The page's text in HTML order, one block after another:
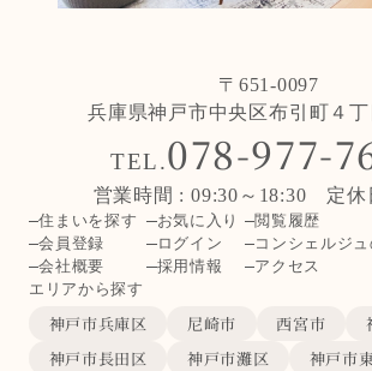
〒651-0097
兵庫県神戸市中央区布引町４丁
TEL.078-977-
営業時間 : 09:30～18:30 定休
住まいを探す お気に入り
閲覧履歴
会員登録
ログイン
コンシェルジ
会社概要
採用情報
アクセス
エリアから探す
神戸市兵庫区 尼崎市 西宮市
神戸市長田区
神戸市灘区
神戸市